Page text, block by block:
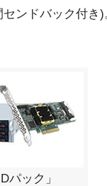
ンドバック付き)
パック」